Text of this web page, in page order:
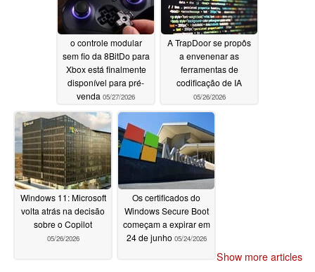
o controle modular
sem fio da 8BitDo para
Xbox está finalmente
disponível para pré-
venda 05/27/2026
A TrapDoor se propôs
a envenenar as
ferramentas de
codificação de IA
05/26/2026
Windows 11: Microsoft
volta atrás na decisão
sobre o Copilot
05/26/2026
Os certificados do
Windows Secure Boot
começam a expirar em
24 de junho 05/24/2026
Show more articles